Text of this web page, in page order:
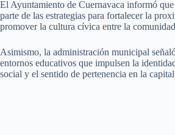
El Ayuntamiento de Cuernavaca informó que
parte de las estrategias para fortalecer la
promover la cultura cívica entre la
Asimismo, la administración municipal
entornos educativos que impulsen la
social y el sentido de pertenencia en la